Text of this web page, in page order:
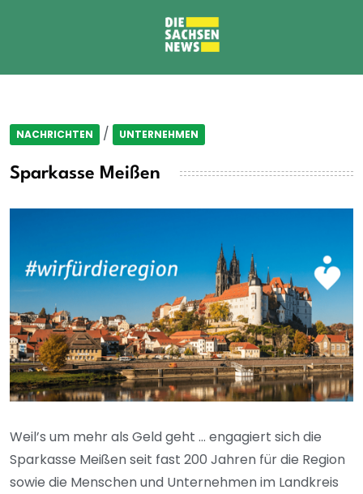
NACHRICHTEN / UNTERNEHMEN
Sparkasse Meißen
Weil’s um mehr als Geld geht … engagiert sich die
Sparkasse Meißen seit fast 200 Jahren für die Region
sowie die Menschen und Unternehmen im Landkreis